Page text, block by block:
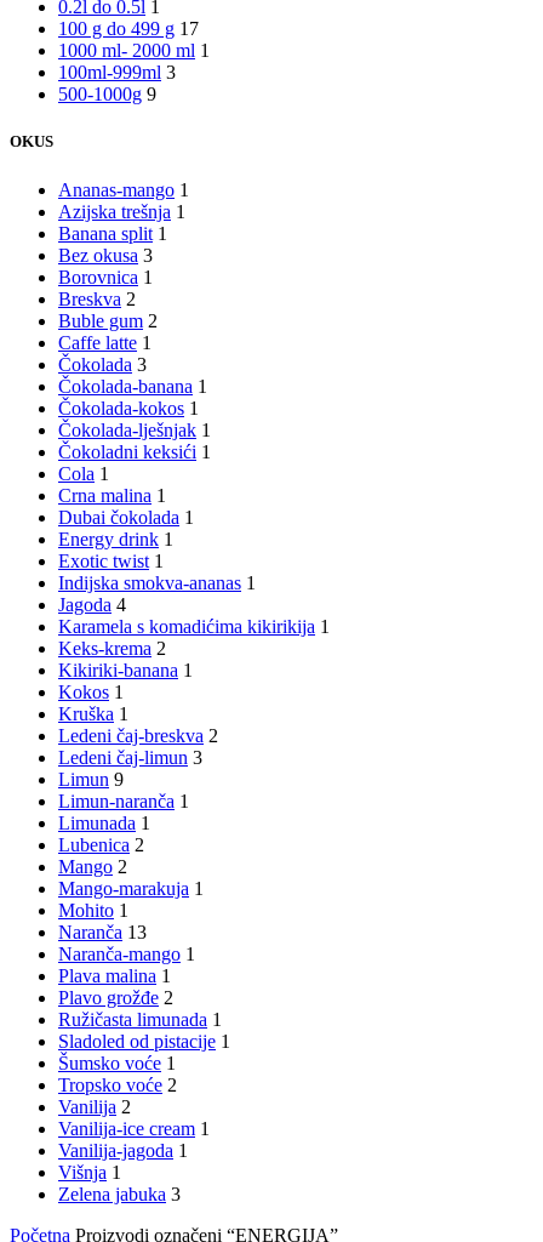
0.2l do 0.5l 1
100 g do 499 g 17
1000 ml- 2000 ml 1
100ml-999ml 3
500-1000g 9
OKUS
Ananas-mango 1
Azijska trešnja 1
Banana split 1
Bez okusa 3
Borovnica 1
Breskva 2
Buble gum 2
Caffe latte 1
Čokolada 3
Čokolada-banana 1
Čokolada-kokos 1
Čokolada-lješnjak 1
Čokoladni keksići 1
Cola 1
Crna malina 1
Dubai čokolada 1
Energy drink 1
Exotic twist 1
Indijska smokva-ananas 1
Jagoda 4
Karamela s komadićima kikirikija 1
Keks-krema 2
Kikiriki-banana 1
Kokos 1
Kruška 1
Ledeni čaj-breskva 2
Ledeni čaj-limun 3
Limun 9
Limun-naranča 1
Limunada 1
Lubenica 2
Mango 2
Mango-marakuja 1
Mohito 1
Naranča 13
Naranča-mango 1
Plava malina 1
Plavo grožđe 2
Ružičasta limunada 1
Sladoled od pistacije 1
Šumsko voće 1
Tropsko voće 2
Vanilija 2
Vanilija-ice cream 1
Vanilija-jagoda 1
Višnja 1
Zelena jabuka 3
Početna Proizvodi označeni “ENERGIJA”